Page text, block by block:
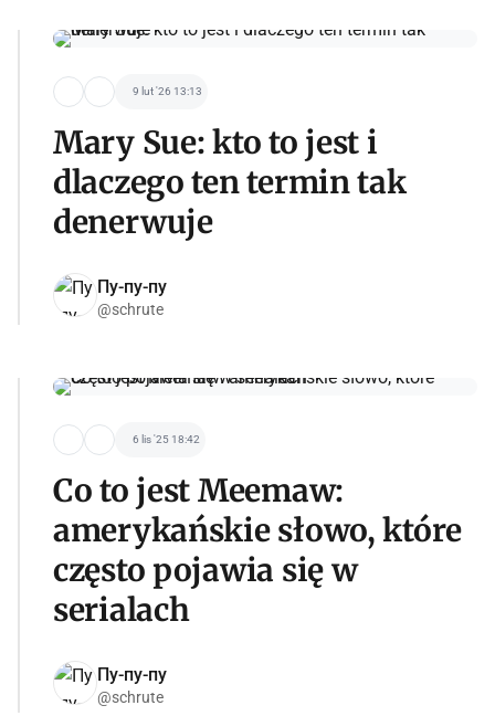
9 lut '26 13:13
Mary Sue: kto to jest i
dlaczego ten termin tak
denerwuje
Пу-пу-пу
@schrute
6 lis '25 18:42
Co to jest Meemaw:
amerykańskie słowo, które
często pojawia się w
serialach
Пу-пу-пу
@schrute